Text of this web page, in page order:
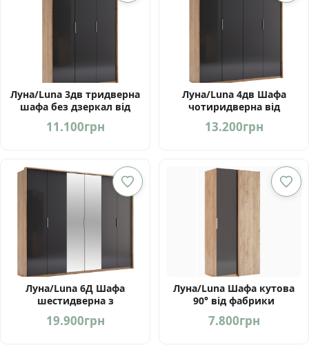
Луна/Luna 3дв тридверна
шафа без дзеркал від
11.100грн
Луна/Luna 4дв Шафа
чотиридверна від
13.200грн
Луна/Luna 6Д Шафа
шестидверна з
МироМарк Україна
19.900грн
Луна/Luna Шафа кутова
90° від фабрики
7.800грн